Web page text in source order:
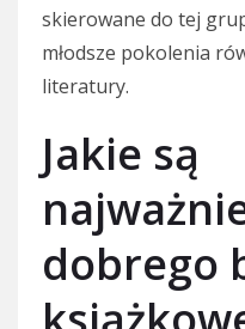
skierowane do tej
młodsze pokolenia
literatury.
Jakie są
dobrego